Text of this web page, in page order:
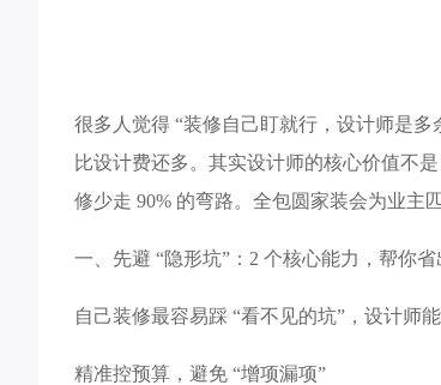
很多人觉得 “装修自己盯就行，设计师是
比设计费还多。其实设计师的核心价值不
修少走 90% 的弯路。全包圆家装会为业主
一、先避 “隐形坑”：2 个核心能力，帮你
自己装修最容易踩 “看不见的坑”，设计师
精准控预算，避免 “增项漏项”​